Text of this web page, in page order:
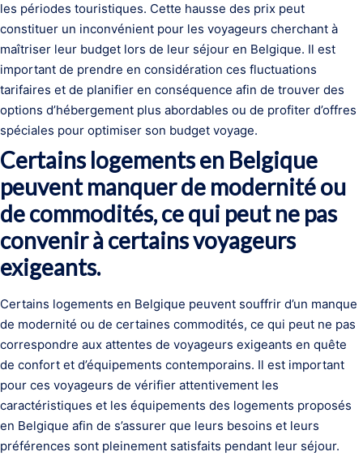
les périodes touristiques. Cette hausse des prix peut
constituer un inconvénient pour les voyageurs cherchant à
maîtriser leur budget lors de leur séjour en Belgique. Il est
important de prendre en considération ces fluctuations
tarifaires et de planifier en conséquence afin de trouver des
options d’hébergement plus abordables ou de profiter d’offres
spéciales pour optimiser son budget voyage.
Certains logements en Belgique
peuvent manquer de modernité ou
de commodités, ce qui peut ne pas
convenir à certains voyageurs
exigeants.
Certains logements en Belgique peuvent souffrir d’un manque
de modernité ou de certaines commodités, ce qui peut ne pas
correspondre aux attentes de voyageurs exigeants en quête
de confort et d’équipements contemporains. Il est important
pour ces voyageurs de vérifier attentivement les
caractéristiques et les équipements des logements proposés
en Belgique afin de s’assurer que leurs besoins et leurs
préférences sont pleinement satisfaits pendant leur séjour.